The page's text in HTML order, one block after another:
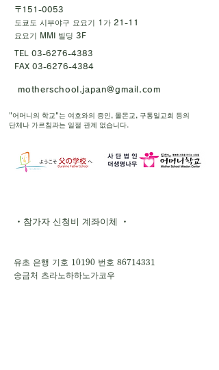
〒151-0053
도쿄도 시부야구 요요기 1가 21-11
요요기 MMI 빌딩 3F
TEL 03-6276-4383
FAX 03-6276-4384
motherschool.japan@gmail.com
"어머니의 학교"는 여호와의 증인, 몰몬교, 구통일교회 등의
단체나 가르침과는 일절 관계 없습니다.
・참가자 신청비 계좌이체 ・
유초 은행 기호 10190 번호 86714331
송금처 츠라노하하노가코우